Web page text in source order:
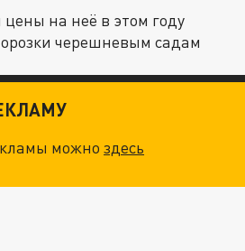
на неё в этом году
черешневым садам
можноздесь